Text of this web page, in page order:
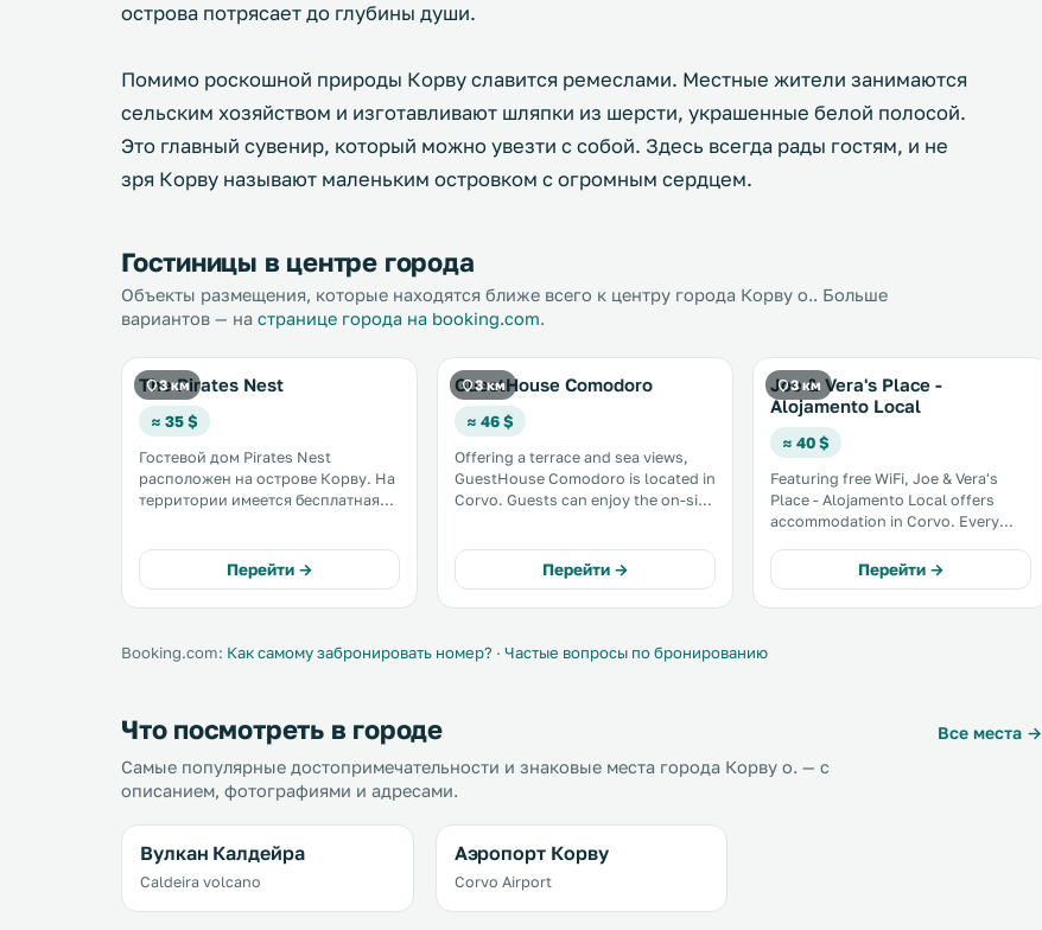
острова потрясает до глубины души.
Помимо роскошной природы Корву славится ремеслами. Местные жители занимаются
сельским хозяйством и изготавливают шляпки из шерсти, украшенные белой полосой.
Это главный сувенир, который можно увезти с собой. Здесь всегда рады гостям, и не
зря Корву называют маленьким островком с огромным сердцем.
Гостиницы в центре города
Объекты размещения, которые находятся ближе всего к центру города Корву о.. Больше
вариантов — на странице города на booking.com.
3 км
The Pirates Nest
≈ 35 $
Гостевой дом Pirates Nest
расположен на острове Корву. На
территории имеется бесплатная
экраном и кабельными каналами.
Также в распоряжении гостей
чайник. .
Перейти →
3 км
GuestHouse Comodoro
≈ 46 $
Offering a terrace and sea views,
GuestHouse Comodoro is located in
Corvo. Guests can enjoy the on-site
private parking is available on site. .
Перейти →
3 км
Joe & Vera's Place -
Alojamento Local
≈ 40 $
Featuring free WiFi, Joe & Vera's
Place - Alojamento Local offers
accommodation in Corvo. Every
cable channels and is fitted with a
private bathroom with free
toiletries. .
Перейти →
Booking.com: Как самому забронировать номер? · Частые вопросы по бронированию
Что посмотреть в городе
Все места →
Самые популярные достопримечательности и знаковые места города Корву о. — с
описанием, фотографиями и адресами.
Вулкан Калдейра
Caldeira volcano
Аэропорт Корву
Corvo Airport